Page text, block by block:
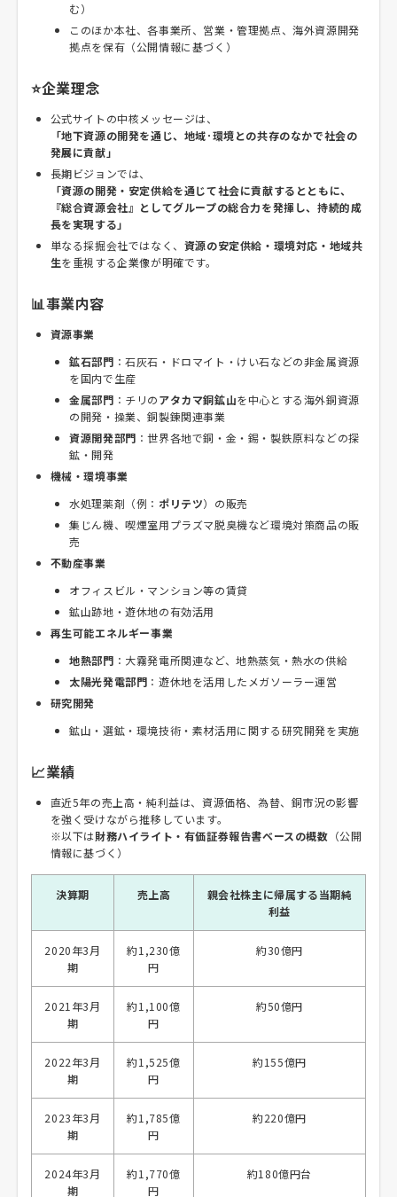
む）
このほか本社、各事業所、営業・管理拠点、海外資源開発
拠点を保有（公開情報に基づく）
⭐企業理念
公式サイトの中核メッセージは、
「地下資源の開発を通じ、地域･環境との共存のなかで社会の
発展に貢献」
長期ビジョンでは、
「資源の開発・安定供給を通じて社会に貢献するとともに、
『総合資源会社』としてグループの総合力を発揮し、持続的成
長を実現する」
単なる採掘会社ではなく、 資源の安定供給・環境対応・地域共
生を重視する企業像が明確です。
📊事業内容
資源事業
鉱石部門 ：石灰石・ドロマイト・けい石などの非金属資源
を国内で生産
金属部門 ：チリのアタカマ銅鉱山を中心とする海外銅資源
の開発・操業、銅製錬関連事業
資源開発部門 ：世界各地で銅・金・錫・製鉄原料などの探
鉱・開発
機械・環境事業
水処理薬剤（例： ポリテツ）の販売
集じん機、喫煙室用プラズマ脱臭機など環境対策商品の販
売
不動産事業
オフィスビル・マンション等の賃貸
鉱山跡地・遊休地の有効活用
再生可能エネルギー事業
地熱部門 ：大霧発電所関連など、地熱蒸気・熱水の供給
太陽光発電部門 ：遊休地を活用したメガソーラー運営
研究開発
鉱山・選鉱・環境技術・素材活用に関する研究開発を実施
📈業績
直近5年の売上高・純利益は、資源価格、為替、銅市況の影響
を強く受けながら推移しています。
※以下は財務ハイライト・有価証券報告書ベースの概数 （公開
情報に基づく）
決算期 売上高
親会社株主に帰属する当期純
利益
2020年3月
期
約1,230億
円
約30億円
2021年3月
期
約1,100億
円
約50億円
2022年3月
期
約1,525億
円
約155億円
2023年3月
期
約1,785億
円
約220億円
2024年3月
期
約1,770億
円
約180億円台